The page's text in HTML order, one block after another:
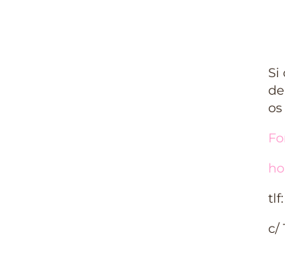
Si
tlf:
c/